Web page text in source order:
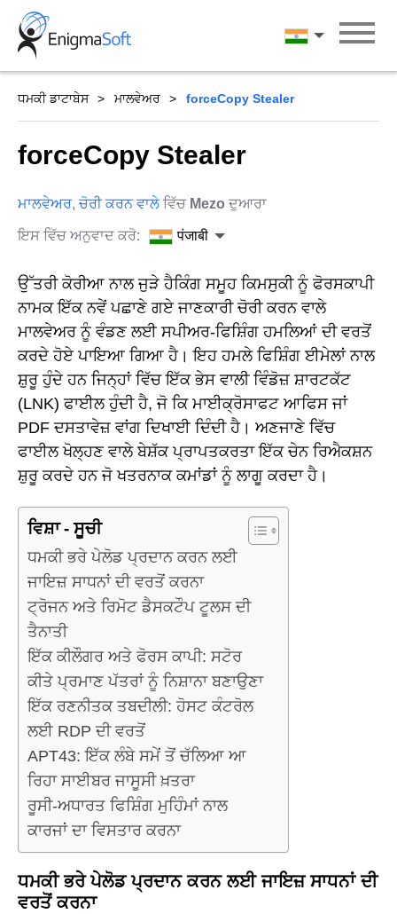
Skip
content
पंजाबी
ਧਮਕੀ ਡਾਟਾਬੇਸ ਮਾਲਵੇਅਰ forceCopy Stealer
forceCopy Stealer
ਮਾਲਵੇਅਰ, ਚੋਰੀ ਕਰਨ ਵਾਲੇ ਵਿੱਚ Mezo ਦੁਆਰਾ
ਇਸ ਵਿੱਚ ਅਨੁਵਾਦ ਕਰੋ: पंजाबी
ਉੱਤਰੀ ਕੋਰੀਆ ਨਾਲ ਜੁੜੇ ਹੈਕਿੰਗ ਸਮੂਹ ਕਿਮਸੁਕੀ ਨੂੰ ਫੋਰਸਕਾਪੀ
ਨਾਮਕ ਇੱਕ ਨਵੇਂ ਪਛਾਣੇ ਗਏ ਜਾਣਕਾਰੀ ਚੋਰੀ ਕਰਨ ਵਾਲੇ
ਮਾਲਵੇਅਰ ਨੂੰ ਵੰਡਣ ਲਈ ਸਪੀਅਰ-ਫਿਸ਼ਿੰਗ ਹਮਲਿਆਂ ਦੀ ਵਰਤੋਂ
ਕਰਦੇ ਹੋਏ ਪਾਇਆ ਗਿਆ ਹੈ। ਇਹ ਹਮਲੇ ਫਿਸ਼ਿੰਗ ਈਮੇਲਾਂ ਨਾਲ
ਸ਼ੁਰੂ ਹੁੰਦੇ ਹਨ ਜਿਨ੍ਹਾਂ ਵਿੱਚ ਇੱਕ ਭੇਸ ਵਾਲੀ ਵਿੰਡੋਜ਼ ਸ਼ਾਰਟਕੱਟ
(LNK) ਫਾਈਲ ਹੁੰਦੀ ਹੈ, ਜੋ ਕਿ ਮਾਈਕ੍ਰੋਸਾਫਟ ਆਫਿਸ ਜਾਂ
PDF ਦਸਤਾਵੇਜ਼ ਵਾਂਗ ਦਿਖਾਈ ਦਿੰਦੀ ਹੈ। ਅਣਜਾਣੇ ਵਿੱਚ
ਫਾਈਲ ਖੋਲ੍ਹਣ ਵਾਲੇ ਬੇਸ਼ੱਕ ਪ੍ਰਾਪਤਕਰਤਾ ਇੱਕ ਚੇਨ ਰਿਐਕਸ਼ਨ
ਸ਼ੁਰੂ ਕਰਦੇ ਹਨ ਜੋ ਖਤਰਨਾਕ ਕਮਾਂਡਾਂ ਨੂੰ ਲਾਗੂ ਕਰਦਾ ਹੈ।
ਵਿਸ਼ਾ - ਸੂਚੀ
ਧਮਕੀ ਭਰੇ ਪੇਲੋਡ ਪ੍ਰਦਾਨ ਕਰਨ ਲਈ
ਜਾਇਜ਼ ਸਾਧਨਾਂ ਦੀ ਵਰਤੋਂ ਕਰਨਾ
ਟ੍ਰੋਜਨ ਅਤੇ ਰਿਮੋਟ ਡੈਸਕਟੌਪ ਟੂਲਸ ਦੀ
ਤੈਨਾਤੀ
ਇੱਕ ਕੀਲੌਗਰ ਅਤੇ ਫੋਰਸ ਕਾਪੀ: ਸਟੋਰ
ਕੀਤੇ ਪ੍ਰਮਾਣ ਪੱਤਰਾਂ ਨੂੰ ਨਿਸ਼ਾਨਾ ਬਣਾਉਣਾ
ਇੱਕ ਰਣਨੀਤਕ ਤਬਦੀਲੀ: ਹੋਸਟ ਕੰਟਰੋਲ
ਲਈ RDP ਦੀ ਵਰਤੋਂ
APT43: ਇੱਕ ਲੰਬੇ ਸਮੇਂ ਤੋਂ ਚੱਲਿਆ ਆ
ਰਿਹਾ ਸਾਈਬਰ ਜਾਸੂਸੀ ਖ਼ਤਰਾ
ਰੂਸੀ-ਅਧਾਰਤ ਫਿਸ਼ਿੰਗ ਮੁਹਿੰਮਾਂ ਨਾਲ
ਕਾਰਜਾਂ ਦਾ ਵਿਸਤਾਰ ਕਰਨਾ
ਧਮਕੀ ਭਰੇ ਪੇਲੋਡ ਪ੍ਰਦਾਨ ਕਰਨ ਲਈ ਜਾਇਜ਼ ਸਾਧਨਾਂ ਦੀ
ਵਰਤੋਂ ਕਰਨਾ